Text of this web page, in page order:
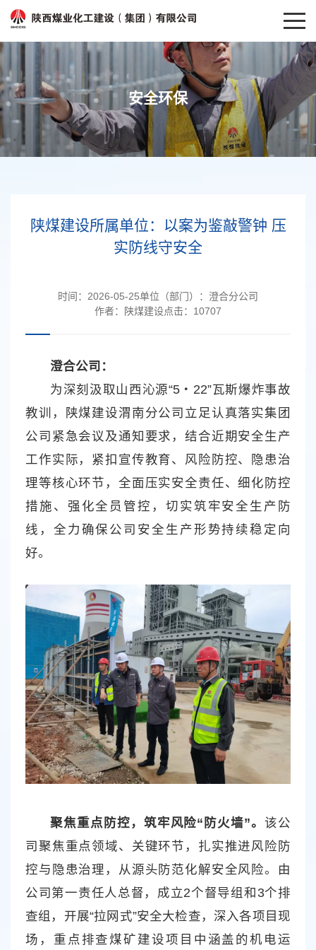
安全环保
陕煤建设所属单位：以案为鉴敲警钟 压
实防线守安全
时间： 2026-05-25单位（部门）： 澄合分公司
作者： 陕煤建设点击： 10707
澄合公司：
为深刻汲取山西沁源“5・22”瓦斯爆炸事故
教训，陕煤建设渭南分公司立足认真落实集团
公司紧急会议及通知要求，结合近期安全生产
工作实际，紧扣宣传教育、风险防控、隐患治
理等核心环节，全面压实安全责任、细化防控
措施、强化全员管控，切实筑牢安全生产防
线，全力确保公司安全生产形势持续稳定向
好。
聚焦重点防控，筑牢风险“防火墙”。该公
司聚焦重点领域、关键环节，扎实推进风险防
控与隐患治理，从源头防范化解安全风险。由
公司第一责任人总督，成立2个督导组和3个排
查组，开展“拉网式”安全大检查，深入各项目现
场，重点排查煤矿建设项目中涵盖的机电运